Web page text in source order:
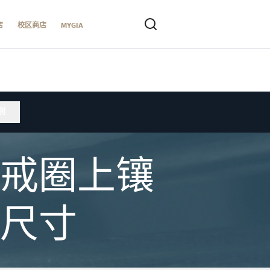
校区商店 MYGIA
圈上镶
寸